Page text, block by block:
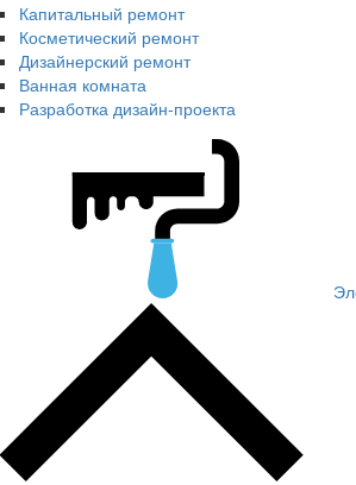
Капитальный ремонт
Косметический ремонт
Дизайнерский ремонт
Ванная комната
Разработка дизайн-проекта